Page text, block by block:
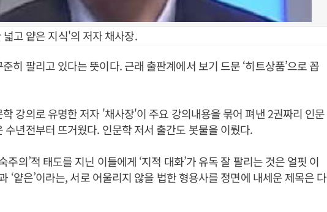
고 얕은 지식'의 저자 채사장.
히 팔리고 있다는 뜻이다. 근래 출판계에서 보기 드문 ‘히트상품’으로 꼽
강의로 유명한 저자 '채사장'이 주요 강의내용을 묶어 펴낸 2권짜리 인문
수년전부터 뜨거웠다. 인문학 저서 출간도 봇물을 이뤘다.
주의’적 태도를 지닌 이들에게 ‘지적 대화’가 유독 잘 팔리는 것은 얼핏 이
‘얕은’이라는, 서로 어울리지 않을 법한 형용사를 정면에 내세운 제목은 다